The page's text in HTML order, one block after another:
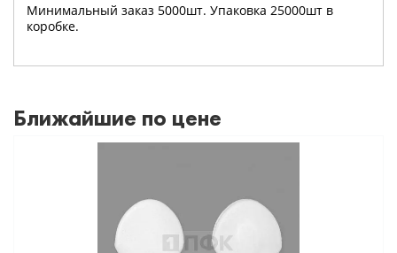
Минимальный заказ 5000шт. Упаковка 25000шт в
коробке.
Ближайшие по цене